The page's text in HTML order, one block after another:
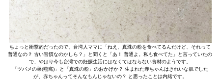
ちょっと衝撃的だったので、台湾人ママに「ねえ、真珠の粉を食べてるんだけど、それって
普通なの？ 古い習慣なのかしら？」と聞くと「あ！ 普通よ。私も食べてた」と言っていたの
で、やはり今も台湾での妊娠生活にはなくてはならない食材のようです。
「ツバメの巣(燕窩)」と「真珠の粉」のおかげか？ 生まれた赤ちゃんはきれいな肌でした
が、赤ちゃんってそんなもんじゃないの？ と思ったことは内緒です。